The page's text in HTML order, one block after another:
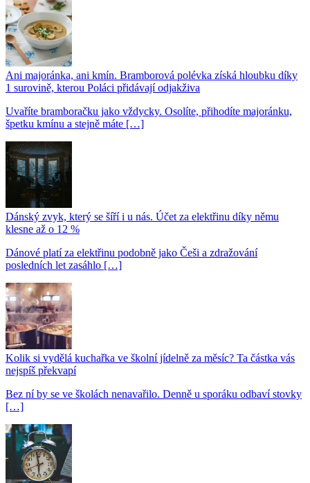
Ani majoránka, ani kmín. Bramborová polévka získá hloubku díky
1 surovině, kterou Poláci přidávají odjakživa
Uvaříte bramboračku jako vždycky. Osolíte, přihodíte majoránku,
špetku kmínu a stejně máte […]
Dánský zvyk, který se šíří i u nás. Účet za elektřinu díky němu
klesne až o 12 %
Dánové platí za elektřinu podobně jako Češi a zdražování
posledních let zasáhlo […]
Kolik si vydělá kuchařka ve školní jídelně za měsíc? Ta částka vás
nejspíš překvapí
Bez ní by se ve školách nenavařilo. Denně u sporáku odbaví stovky
[…]